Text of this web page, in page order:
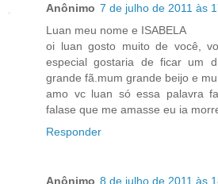
Anônimo 7 de julho de 2011 às
Luan meu nome e ISABELA
oi luan gosto muito de você,
especial gostaria de ficar um
grande fã.mum grande beijo e
amo vc luan só essa palavra
falase que me amasse eu ia
Responder
Anônimo 8 de julho de 2011 às